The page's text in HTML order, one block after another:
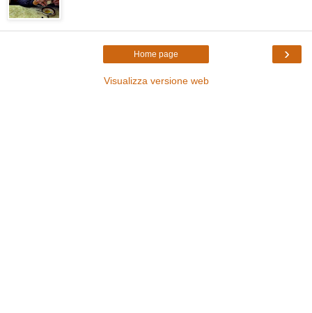
›
Home page
Visualizza versione web